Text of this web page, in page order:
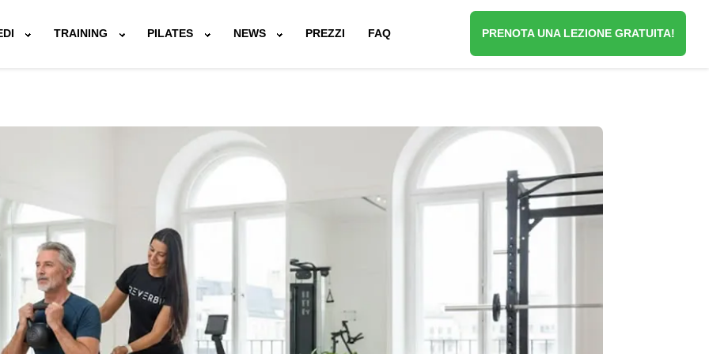
TRAINING PILATES NEWS PREZZI FAQ PRENOTA UNA LEZIONE GRATUITA!